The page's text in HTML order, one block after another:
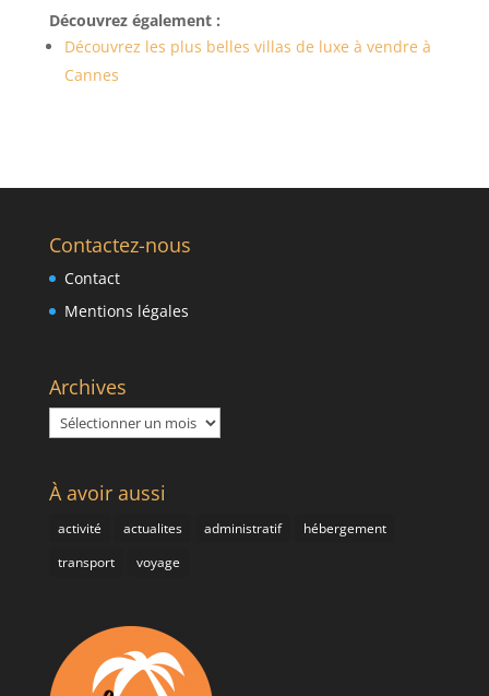
Découvrez également :
Découvrez les plus belles villas de luxe à vendre à
Cannes
Contactez-nous
Contact
Mentions légales
Archives
Archives
À avoir aussi
activité actualites administratif
hébergement
transport
voyage